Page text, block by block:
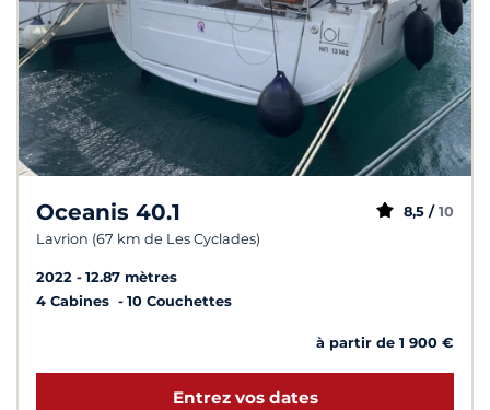
Oceanis 40.1
Lavrion (67 km de Les Cyclades)
8,5 / 10
2022
12.87 mètres
4 Cabines
10 Couchettes
à partir de 1 900 €
Entrez vos dates